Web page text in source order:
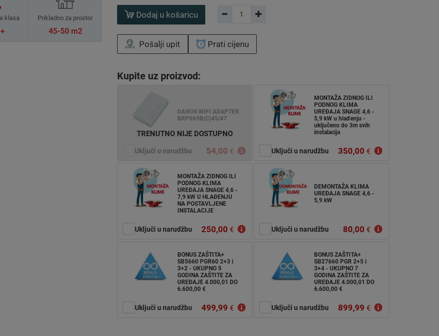
klasa Prikladno za prostor
45-50 m2
Dodaj u košaricu
Pošalji upit Prati cijenu
Kupite uz proizvod:
TRENUTNO NIJE DOSTUPNO
DAIKIN WIFI ADAPTER
BRP069B(C)45/47
Uključi u narudžbu 54,00 €
MONTAŽA ZIDNOG ILI
PODNOG KLIMA
UREĐAJA SNAGE 4,6 -
5,9 kW u hlađenju -
uključeno do 3m svih
instalacija
Uključi u narudžbu 350,00 €
MONTAŽA ZIDNOG ILI
PODNOG KLIMA
UREĐAJA SNAGE 4,6 -
7,9 kW U HLAĐENJU
NA POSTAVLJENE
INSTALACIJE
Uključi u narudžbu 250,00 €
DEMONTAŽA KLIMA
UREĐAJA SNAGE 4,6 -
5,9 kW
Uključi u narudžbu 80,00 €
BONUS ZAŠTITA+
SB5660 PGR60 2+3 i
3+2 - UKUPNO 5
GODINA ZAŠTITE ZA
UREĐAJE 4.000,01 DO
6.600,00 €
Uključi u narudžbu 499,99 €
BONUS ZAŠTITA+
SB27660 PGR 2+5 i
3+4 - UKUPNO 7
GODINA ZAŠTITE ZA
UREĐAJE 4.000,01 DO
6.600,00 €
Uključi u narudžbu 899,99 €